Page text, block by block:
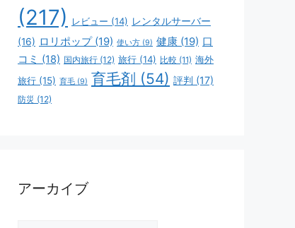
(217)
レビュー (14) レンタルサーバー
(16) ロリポップ(19) 使い方 (9) 健康 (19) 口
コミ (18) 国内旅行 (12) 旅行 (14) 比較 (11) 海外
旅行 (15) 育毛 (9) 育毛剤 (54) 評判 (17)
防災 (12)
アーカイブ